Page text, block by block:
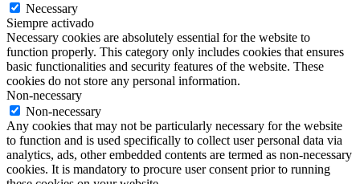
Necessary
Siempre activado
Necessary cookies are absolutely essential for the website to
function properly. This category only includes cookies that ensures
basic functionalities and security features of the website. These
cookies do not store any personal information.
Non-necessary
Non-necessary
Any cookies that may not be particularly necessary for the website
to function and is used specifically to collect user personal data via
analytics, ads, other embedded contents are termed as non-necessary
cookies. It is mandatory to procure user consent prior to running